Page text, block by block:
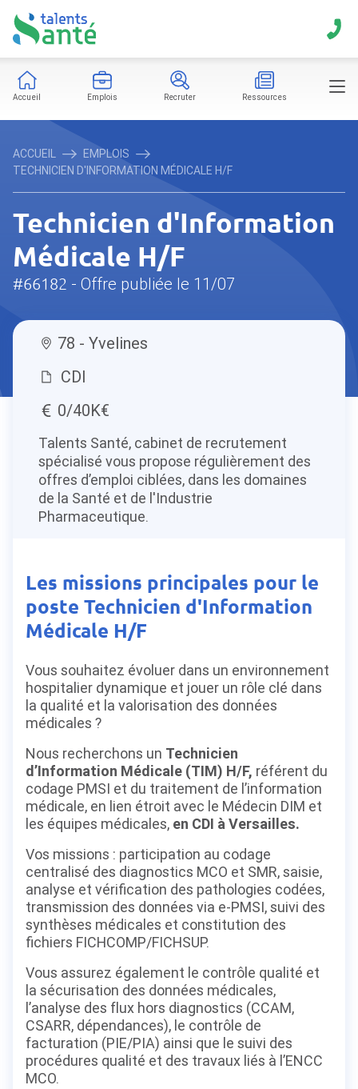
Accueil Emplois Recruter Ressources
ACCUEIL
EMPLOIS
TECHNICIEN D'INFORMATION MÉDICALE H/F
Technicien d'Information
Médicale H/F
#66182 - Offre publiée le 11/07
78 - Yvelines
CDI
0/40K€
Talents Santé, cabinet de recrutement
spécialisé vous propose régulièrement des
offres d’emploi ciblées, dans les domaines
de la Santé et de l'Industrie
Pharmaceutique.
Les missions principales pour le
poste Technicien d'Information
Médicale H/F
Vous souhaitez évoluer dans un environnement
hospitalier dynamique et jouer un rôle clé dans
la qualité et la valorisation des données
médicales ?
Nous recherchons un Technicien
d’Information Médicale (TIM) H/F, référent du
codage PMSI et du traitement de l’information
médicale, en lien étroit avec le Médecin DIM et
les équipes médicales, en CDI à Versailles.
Vos missions : participation au codage
centralisé des diagnostics MCO et SMR, saisie,
analyse et vérification des pathologies codées,
transmission des données via e-PMSI, suivi des
synthèses médicales et constitution des
fichiers FICHCOMP/FICHSUP.
Vous assurez également le contrôle qualité et
la sécurisation des données médicales,
l’analyse des flux hors diagnostics (CCAM,
CSARR, dépendances), le contrôle de
facturation (PIE/PIA) ainsi que le suivi des
procédures qualité et des travaux liés à l’ENCC
MCO.